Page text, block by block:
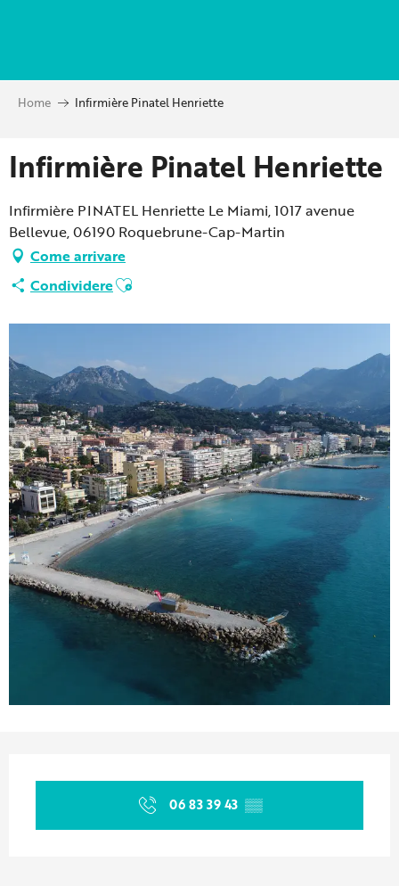
principal
Home Infirmière Pinatel Henriette
Infirmière Pinatel Henriette
Infirmière PINATEL Henriette Le Miami, 1017 avenue
Bellevue, 06190 Roquebrune-Cap-Martin
Come arrivare
CondividereAjouter aux favoris
06 83 39 43 ▒▒